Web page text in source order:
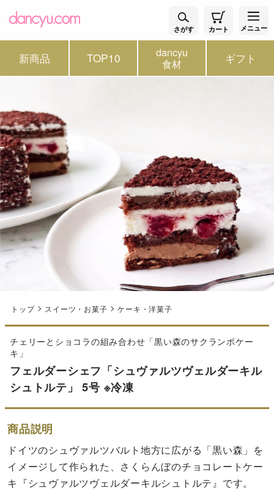
さがす カート メニュー
新商品 TOP10 dancyu
食材 ギフト
トップ スイーツ・お菓子 ケーキ・洋菓子
チェリーとショコラの組み合わせ「黒い森のサクランボケー
キ」
フェルダーシェフ「シュヴァルツヴェルダーキル
シュトルテ」 5号 ※冷凍
商品説明
ドイツのシュヴァルツバルト地方に広がる「黒い森」を
イメージして作られた、さくらんぼのチョコレートケー
キ『シュヴァルツヴェルダーキルシュトルテ』です。